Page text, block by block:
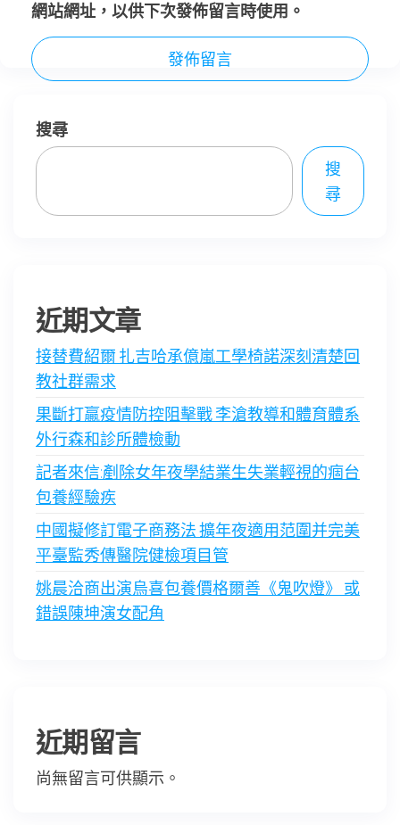
網站網址，以供下次發佈留言時使用。
搜尋
搜
尋
近期文章
接替費紹爾 扎吉哈承億嵐工學椅諾深刻清楚回
教社群需求
果斷打贏疫情防控阻擊戰 李滄教導和體育體系
外行森和診所體檢動
記者來信:剷除女年夜學結業生失業輕視的痼台
包養經驗疾
中國擬修訂電子商務法 擴年夜適用范圍并完美
平臺監秀傳醫院健檢項目管
姚晨洽商出演烏喜包養價格爾善《鬼吹燈》 或
錯誤陳坤演女配角
近期留言
尚無留言可供顯示。